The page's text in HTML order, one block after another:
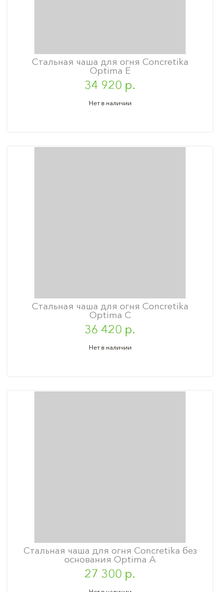
Стальная чаша для огня Concretika
Optima E
34 920 р.
Нет в наличии
Стальная чаша для огня Concretika
Optima C
36 420 р.
Нет в наличии
Стальная чаша для огня Concretika без
основания Optima A
27 300 р.